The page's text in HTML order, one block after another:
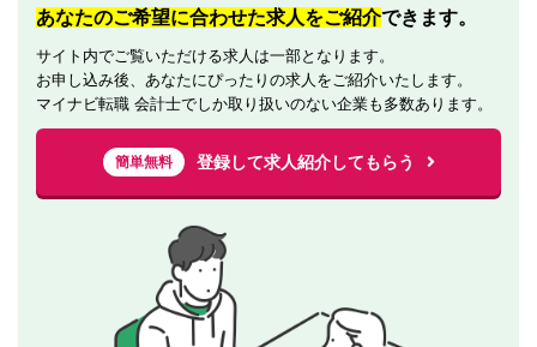
あなたのご希望に合わせた求人をご紹介できます。
サイト内でご覧いただける求人は一部となります。
お申し込み後、あなたにぴったりの求人をご紹介いたします。
マイナビ転職 会計士でしか取り扱いのない企業も多数あります。
簡単無料 登録して求人紹介してもらう